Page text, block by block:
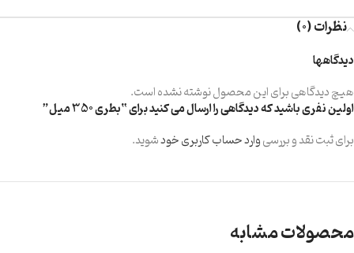
نظرات (0)
دیدگاهها
هیچ دیدگاهی برای این محصول نوشته نشده است.
اولین نفری باشید که دیدگاهی را ارسال می کنید برای “بطری 350 میل”
برای ثبت نقد و بررسیوارد حساب کاربری خودشوید.
محصولات مشابه